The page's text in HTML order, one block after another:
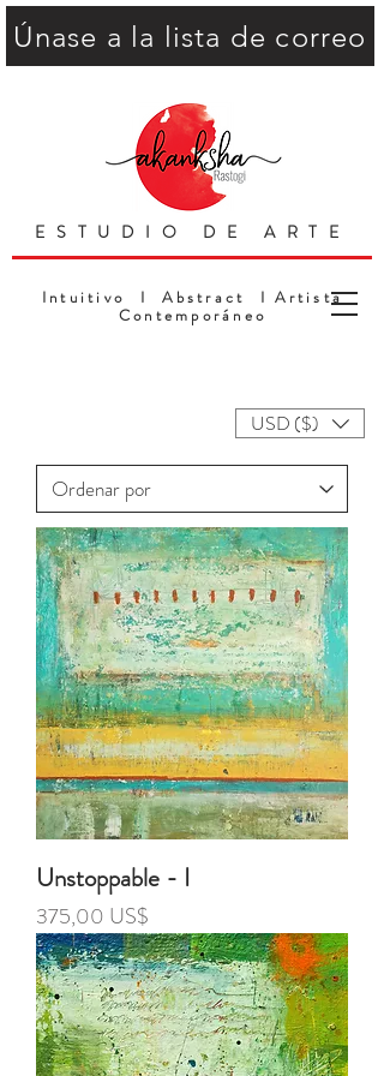
ESTUDIO DE ARTE
Intuitivo I Abstract I Artista
Contemporáneo
Únase a la lista de correo
USD ($)
Unstoppable - I
Precio
375,00 US$